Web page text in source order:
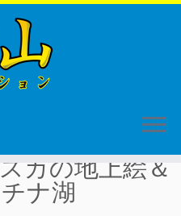
カの地上絵＆
ナ湖